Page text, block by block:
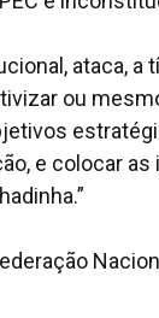
ataca,
ou
e colocar